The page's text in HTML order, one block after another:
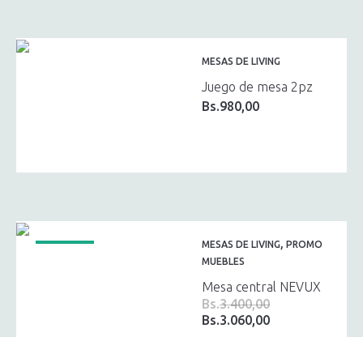
MESAS DE LIVING
Juego de mesa 2pz
Bs.980,00
MESAS DE LIVING, PROMO
MUEBLES
Mesa central NEVUX
Bs.3.400,00
El
Bs.3.060,00El